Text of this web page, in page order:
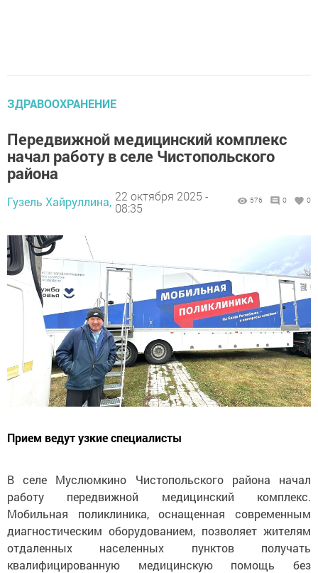
ЗДРАВООХРАНЕНИЕ
Передвижной медицинский комплекс
начал работу в селе Чистопольского
района
Гузель Хайруллина, 22 октября 2025 -
08:35
576 0 0
Прием ведут узкие специалисты
В селе Муслюмкино Чистопольского района начал
работу передвижной медицинский комплекс.
Мобильная поликлиника, оснащенная современным
диагностическим оборудованием, позволяет жителям
отдаленных населенных пунктов получать
квалифицированную медицинскую помощь без